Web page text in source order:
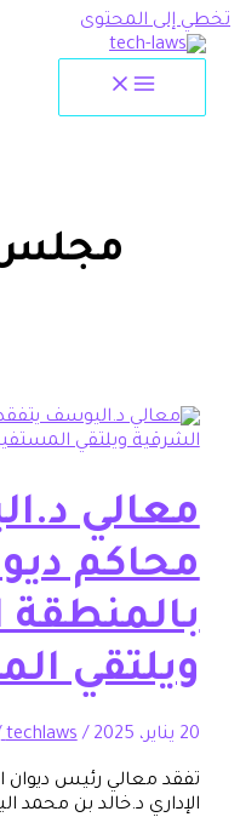
مجلس
ديوان
/
techlaws
/الأخبار
رئيس ديوان المظالم